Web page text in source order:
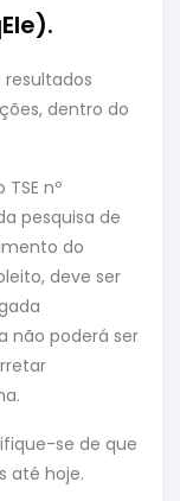
resultados
dentro do
nº
pesquisa de
do
deve ser
não poderá ser
se de que
até hoje.